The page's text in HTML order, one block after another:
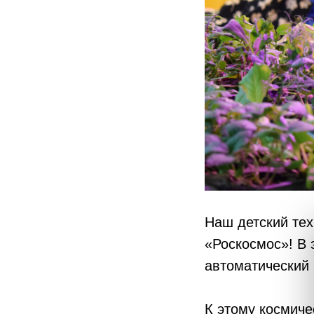
Наш детский
«Роскосмос»! В
К этому